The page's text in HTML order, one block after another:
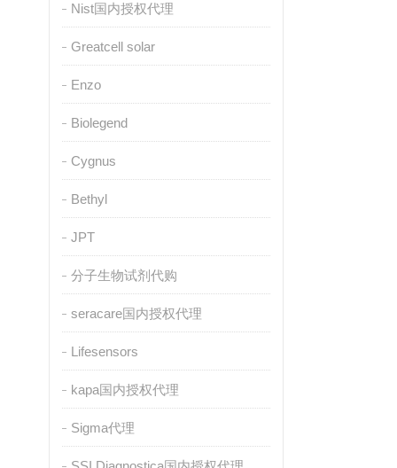
Nist国内授权代理
Greatcell solar
Enzo
Biolegend
Cygnus
Bethyl
JPT
分子生物试剂代购
seracare国内授权代理
Lifesensors
kapa国内授权代理
Sigma代理